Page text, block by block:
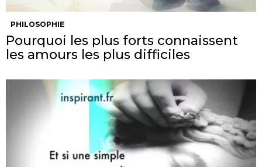
PHILOSOPHIE
Pourquoi les plus forts connaissent
les amours les plus difficiles